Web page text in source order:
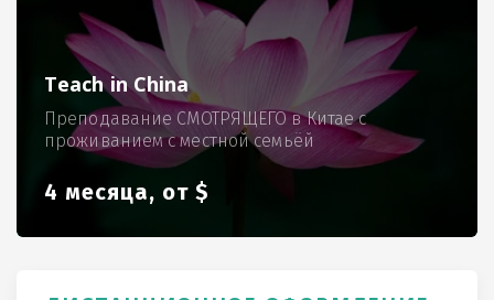
Teach in China
Преподавание СМОТРЯЩЕГО в Китае с
проживанием с местной семьёй
4 месяца, от $